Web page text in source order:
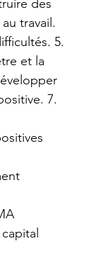
des
travail.
5.
et la
7.